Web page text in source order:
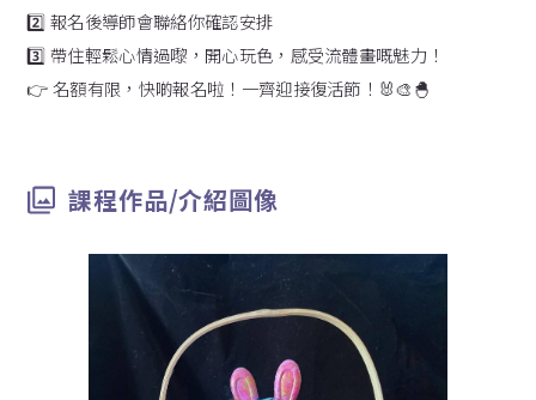
2️⃣ 報名後導師會聯絡你確認安排
3️⃣ 帶住輕鬆心情過嚟，開心玩色，感受流體畫嘅魅力！
👉 名額有限，快啲報名啦！一齊迎接復活節！🐰🎨🐣
課程作品/介紹圖像